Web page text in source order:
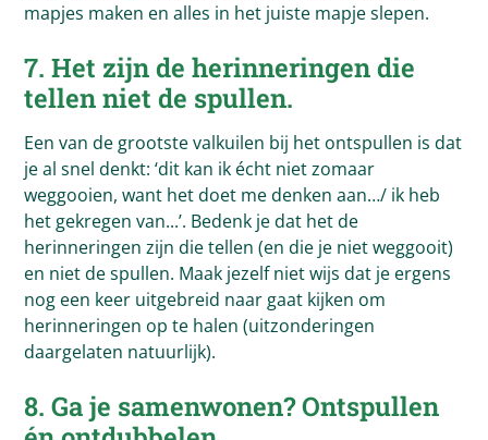
mapjes maken en alles in het juiste mapje slepen.
7. Het zijn de herinneringen die
tellen niet de spullen.
Een van de grootste valkuilen bij het ontspullen is dat
je al snel denkt: ‘dit kan ik écht niet zomaar
weggooien, want het doet me denken aan…/ ik heb
het gekregen van...’. Bedenk je dat het de
herinneringen zijn die tellen (en die je niet weggooit)
en niet de spullen. Maak jezelf niet wijs dat je ergens
nog een keer uitgebreid naar gaat kijken om
herinneringen op te halen (uitzonderingen
daargelaten natuurlijk).
8. Ga je samenwonen? Ontspullen